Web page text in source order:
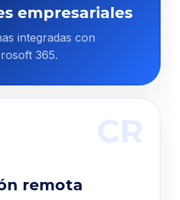
empresariales
integradas con
365.
CR
remota